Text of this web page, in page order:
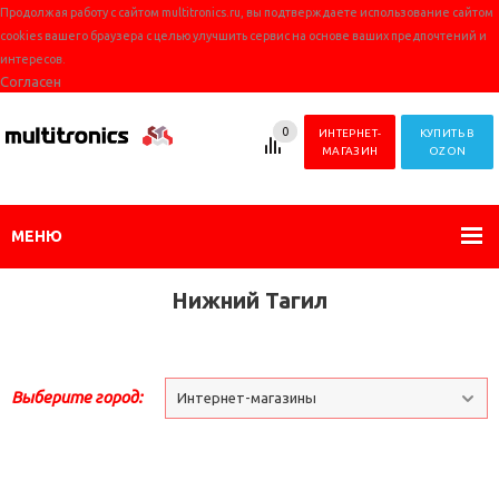
Продолжая работу с сайтом multitronics.ru, вы подтверждаете использование сайтом
cookies вашего браузера с целью улучшить сервис на основе ваших предпочтений и
интересов.
Согласен
КУПИТЬ В
OZON
ИНТЕРНЕТ-
МАГАЗИН
0
МЕНЮ
Нижний Тагил
Выберите город: Интернет-магазины